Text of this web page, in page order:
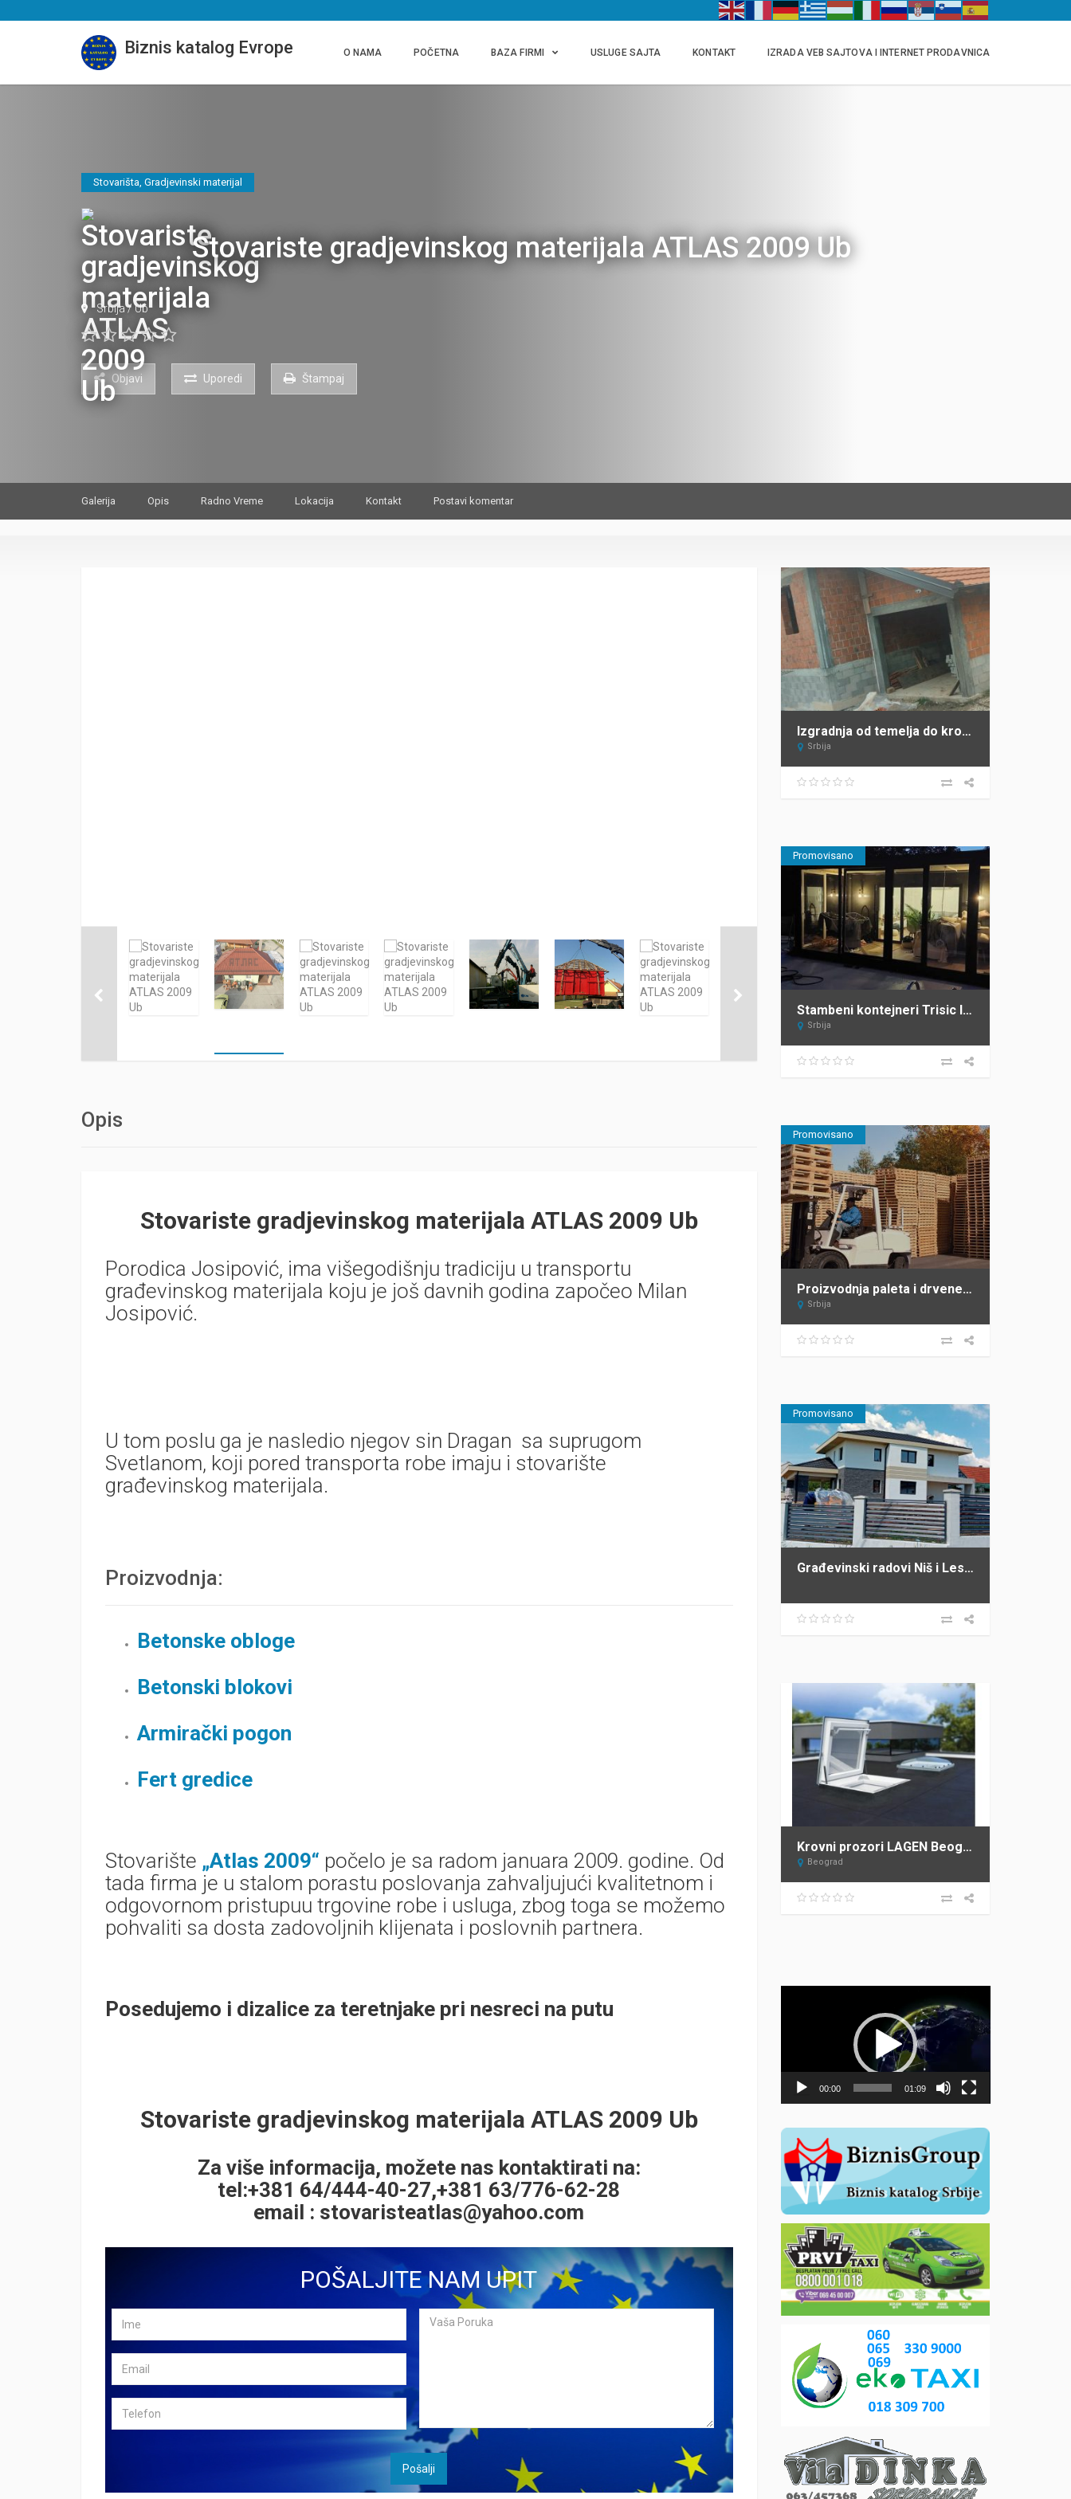
Biznis katalog Evrope O NAMA POČETNA BAZA FIRMI USLUGE SAJTA KONTAKT IZRADA VEB SAJTOVA I INTERNET PRODAVNICA
Stovarišta, Gradjevinski materijal
Stovariste gradjevinskog materijala ATLAS 2009 Ub
Srbija/Ub
Objavi Uporedi Štampaj
Galerija Opis Radno Vreme Lokacija Kontakt Postavi komentar
Opis
Stovariste gradjevinskog materijala ATLAS 2009 Ub
Porodica Josipović, ima višegodišnju tradiciju u transportu
građevinskog materijala koju je još davnih godina započeo Milan
Josipović.
U tom poslu ga je nasledio njegov sin Dragan sa suprugom
Svetlanom, koji pored transporta robe imaju i stovarište
građevinskog materijala.
Proizvodnja:
Betonske obloge
Betonski blokovi
Armirački pogon
Fert gredice
Stovarište „Atlas 2009“ počelo je sa radom januara 2009. godine. Od
tada firma je u stalom porastu poslovanja zahvaljujući kvalitetnom i
odgovornom pristupuu trgovine robe i usluga, zbog toga se možemo
pohvaliti sa dosta zadovoljnih klijenata i poslovnih partnera.
Posedujemo i dizalice za teretnjake pri nesreci na putu
Stovariste gradjevinskog materijala ATLAS 2009 Ub
Za više informacija, možete nas kontaktirati na:
tel:+381 64/444-40-27,+381 63/776-62-28
email : stovaristeatlas@yahoo.com
POŠALJITE NAM UPIT
Izgradnja od temelja do krova JAGODIC Sopot
Srbija
Promovisano
Stambeni kontejneri Trisic lux
Srbija
Promovisano
Proizvodnja paleta i drvene ambalaže – Sipal – Žabalj
Srbija
Promovisano
Građevinski radovi Niš i Leskovac PROFI GRADNJA SPASIĆ
Krovni prozori LAGEN Beograd – ovlašćeni distributer FAKRO za Srbiju
Beograd
00:00 01:09